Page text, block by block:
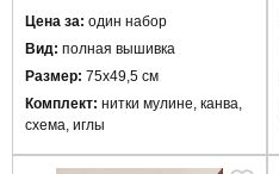
Цена за: один набор
Вид: полная вышивка
Размер: 75х49,5 см
Комплект: нитки мулине, канва,
схема, иглы